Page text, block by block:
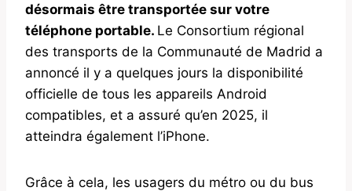
désormais être transportée sur votre
téléphone portable. Le Consortium régional
des transports de la Communauté de Madrid a
annoncé il y a quelques jours la disponibilité
officielle de tous les appareils Android
compatibles, et a assuré qu’en 2025, il
atteindra également l’iPhone.
Grâce à cela, les usagers du métro ou du bus